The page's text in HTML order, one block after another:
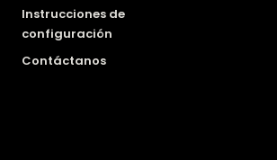
Instrucciones de
configuración
Contáctanos